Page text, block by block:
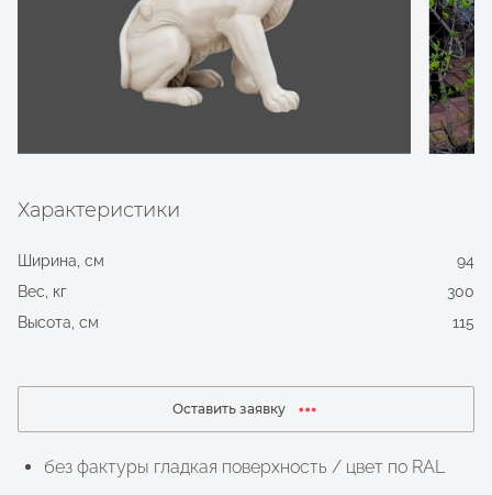
Характеристики
Ширина, см
94
Вес, кг
300
Высота, см
115
Оставить заявку
без фактуры гладкая поверхность / цвет по RAL